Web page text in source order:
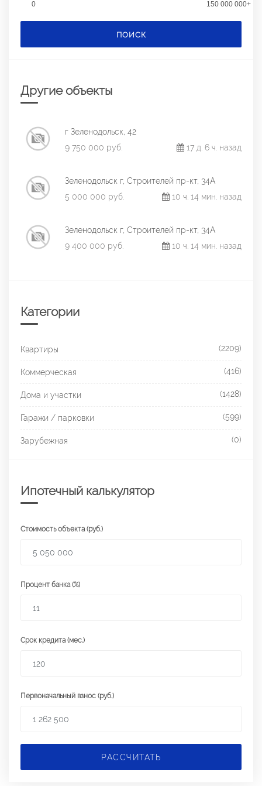
0 150 000 000+
ПОИСК
Другие объекты
г Зеленодольск, 42
9 750 000 руб.
17 д. 6 ч. назад
Зеленодольск г, Строителей пр-кт, 34А
5 000 000 руб.
10 ч. 14 мин. назад
Зеленодольск г, Строителей пр-кт, 34А
9 400 000 руб.
10 ч. 14 мин. назад
Категории
Квартиры (2209)
Коммерческая (416)
Дома и участки (1428)
Гаражи / парковки (599)
Зарубежная (0)
Ипотечный калькулятор
Стоимость объекта (руб.)
Процент банка (%)
Срок кредита (мес.)
Первоначальный взнос (руб.)
РАССЧИТАТЬ